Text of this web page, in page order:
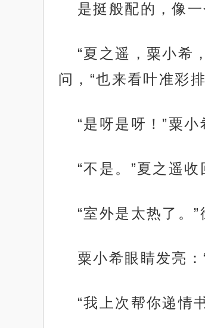
是挺般配的，像一
“夏之遥，粟小希
问，“也来看叶准彩
“是呀是呀！”粟
“不是。”夏之遥
“室外是太热了。
粟小希眼睛发亮
“我上次帮你递情